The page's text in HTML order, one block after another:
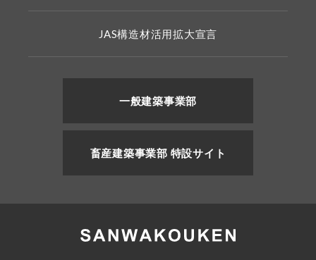
JAS構造材活用拡大宣言
一般建築事業部
畜産建築事業部 特設サイト